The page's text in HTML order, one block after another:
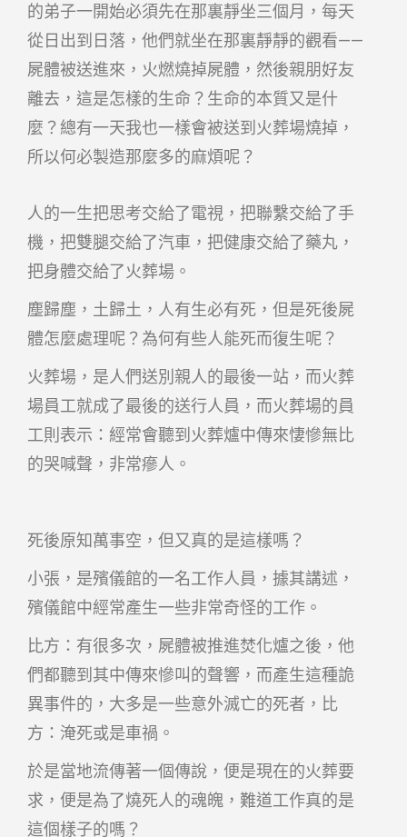
的弟子一開始必須先在那裏靜坐三個月，每天
從日出到日落，他們就坐在那裏靜靜的觀看——
屍體被送進來，火燃燒掉屍體，然後親朋好友
離去，這是怎樣的生命？生命的本質又是什
麼？總有一天我也一樣會被送到火葬場燒掉，
所以何必製造那麼多的麻煩呢？
人的一生把思考交給了電視，把聯繫交給了手
機，把雙腿交給了汽車，把健康交給了藥丸，
把身體交給了火葬場。
塵歸塵，土歸土，人有生必有死，但是死後屍
體怎麼處理呢？為何有些人能死而復生呢？
火葬場，是人們送別親人的最後一站，而火葬
場員工就成了最後的送行人員，而火葬場的員
工則表示：經常會聽到火葬爐中傳來悽慘無比
的哭喊聲，非常瘮人。
死後原知萬事空，但又真的是這樣嗎？
小張，是殯儀館的一名工作人員，據其講述，
殯儀館中經常產生一些非常奇怪的工作。
比方：有很多次，屍體被推進焚化爐之後，他
們都聽到其中傳來慘叫的聲響，而產生這種詭
異事件的，大多是一些意外滅亡的死者，比
方：淹死或是車禍。
於是當地流傳著一個傳說，便是現在的火葬要
求，便是為了燒死人的魂魄，難道工作真的是
這個樣子的嗎？